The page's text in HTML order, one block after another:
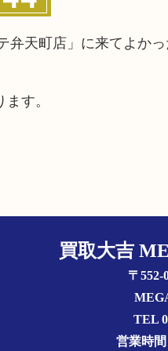
弁天町店」に来てよか
す。
買取大吉
〒552-
TEL
営業時